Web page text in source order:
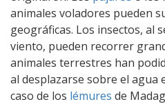
animales voladores pueden
geográficas. Los insectos, al
viento, pueden recorrer
animales terrestres han
al desplazarse sobre el agua
caso de los lémures de